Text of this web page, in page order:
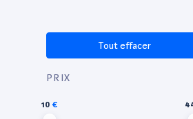
Tout effacer
PRIX
10